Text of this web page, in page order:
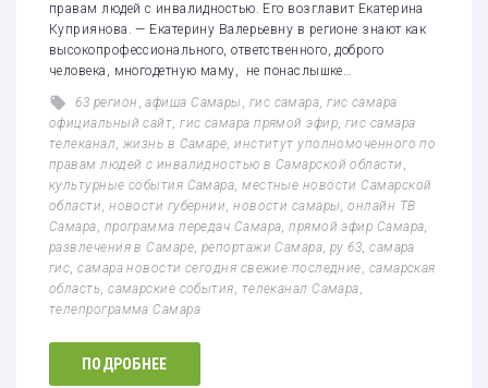
правам людей с инвалидностью. Его возглавит Екатерина
Куприянова. — Екатерину Валерьевну в регионе знают как
высокопрофессионального, ответственного, доброго
человека, многодетную маму, не понаслышке…
63 регион ,афиша Самары , гис самара,гис самара
официальный сайт,гис самара прямой эфир, гис самара
телеканал, жизнь в Самаре,институт уполномоченного по
правам людей с инвалидностью в Самарской области ,
культурные события Самара,местные новости Самарской
области,новости губернии,новости самары,онлайн ТВ
Самара, программа передач Самара,прямой эфир Самара,
развлечения в Самаре, репортажи Самара,ру 63,самара
гис,самара новости сегодня свежие последние, самарская
область,самарские события, телеканал Самара,
телепрограмма Самара
ПОДРОБНЕЕ